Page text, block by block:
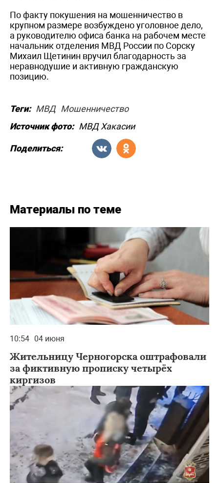
По факту покушения на мошенничество в
крупном размере возбуждено уголовное дело,
а руководителю офиса банка на рабочем месте
начальник отделения МВД России по Сорску
Михаил Щетинин вручил благодарность за
неравнодушие и активную гражданскую
позицию.
Теги: МВД Мошенничество
Источник фото: МВД Хакасии
Поделиться:
Материалы по теме
10:54 04 июня
Жительницу Черногорска оштрафовали
за фиктивную прописку четырёх
киргизов